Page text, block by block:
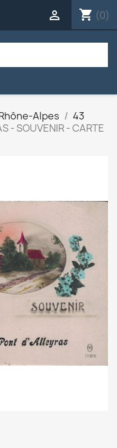
shopping_cart (0)

Alpes
43
- SOUVENIR - CARTE